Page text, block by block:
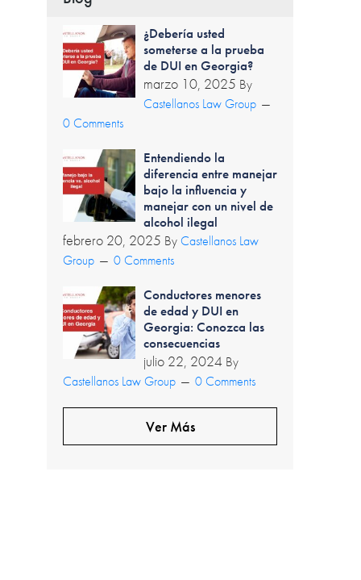
¿Debería usted
someterse a la prueba
de DUI en Georgia?
marzo 10, 2025 By
Castellanos Law Group
0 Comments
Entendiendo la
diferencia entre manejar
bajo la influencia y
manejar con un nivel de
alcohol ilegal
febrero 20, 2025 ByCastellanos Law
Group
0 Comments
Conductores menores
de edad y DUI en
Georgia: Conozca las
consecuencias
julio 22, 2024 By
Castellanos Law Group
0 Comments
Ver Más